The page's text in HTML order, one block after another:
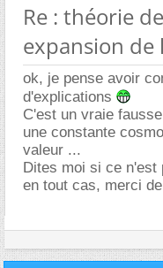
Re : théorie
expansion de
ok, je pense avoir
d'explications
C'est un vraie
une constante
valeur ...
Dites moi si ce n'est
en tout cas, merci